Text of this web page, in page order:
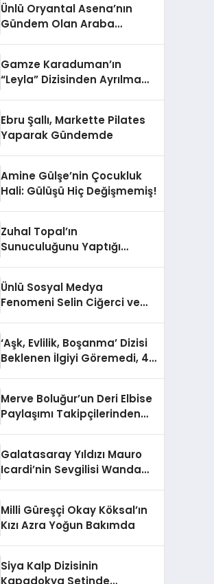
Ünlü Oryantal Asena’nın
Gündem Olan Araba
Gamze Karaduman’ın
“Leyla” Dizisinden Ayrılma
Ebru Şallı, Markette Pilates
Yaparak Gündemde
Amine Gülşe’nin Çocukluk
Hali: Gülüşü Hiç Değişmemiş!
Zuhal Topal’ın
Sunuculuğunu Yaptığı
Ünlü Sosyal Medya
Fenomeni Selin Ciğerci ve
Yasağı
‘Aşk, Evlilik, Boşanma’ Dizisi
Beklenen İlgiyi Göremedi, 4.
Merve Boluğur’un Deri Elbise
Paylaşımı Takipçilerinden
Galatasaray Yıldızı Mauro
Icardi’nin Sevgilisi Wanda
Milli Güreşçi Okay Köksal’ın
Kızı Azra Yoğun Bakımda
Siya Kalp Dizisinin
Kapadokya Setinde